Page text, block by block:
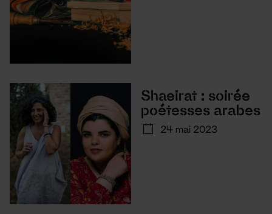
Shaeirat : soirée
poétesses arabes
24 mai 2023